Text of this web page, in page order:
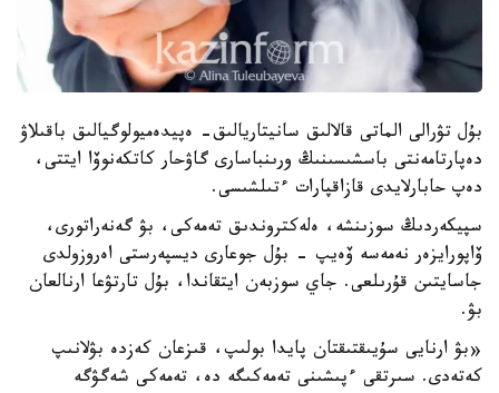
بۇل تۋرالى الماتى قالالىق سانيتاريالىق- ەپيدەميولوگيالىق باقىلاۋ
دەپارتامەنتى باسشىسىنىڭ ورىنباسارى گاۋحار كاتكەنوۆا ايتتى،
دەپ حابارلايدى قازاقپارات ءتىلشىسى.
سپيكەردىڭ سوزىنشە، ەلەكتروندىق تەمەكى، بۋ گەنەراتورى،
ۆاپورايزەر نەمەسە ۆەيپ - بۇل جوعارى ديسپەرستى اەروزولدى
جاسايتىن قۇرىلعى. جاي سوزبەن ايتقاندا، بۇل تارتۋعا ارنالعان
بۋ.
«بۋ ارنايى سۇيىقتىقتان پايدا بولىپ، قىزعان كەزدە بۋلانىپ
كەتەدى. سىرتقى ءپىشىنى تەمەكىگە دە، تەمەكى شەگۋگە